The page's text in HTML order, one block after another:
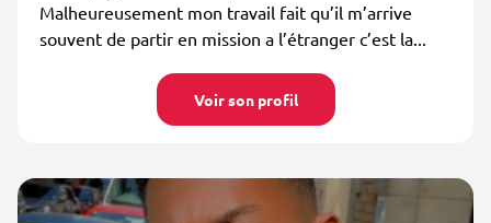
Malheureusement mon travail fait qu’il m’arrive
souvent de partir en mission a l’étranger c’est la...
Voir son profil